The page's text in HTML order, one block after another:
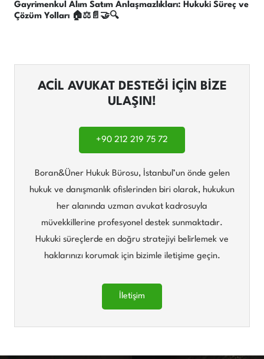
Gayrimenkul Alım Satım Anlaşmazlıkları: Hukuki Süreç ve
Çözüm Yolları 🏠⚖️📄🤝🔍
ACİL AVUKAT DESTEĞİ İÇİN BİZE
ULAŞIN!
+90 212 219 75 72
Boran&Üner Hukuk Bürosu, İstanbul’un önde gelen
hukuk ve danışmanlık ofislerinden biri olarak, hukukun
her alanında uzman avukat kadrosuyla
müvekkillerine profesyonel destek sunmaktadır.
Hukuki süreçlerde en doğru stratejiyi belirlemek ve
haklarınızı korumak için bizimle iletişime geçin.
İletişim